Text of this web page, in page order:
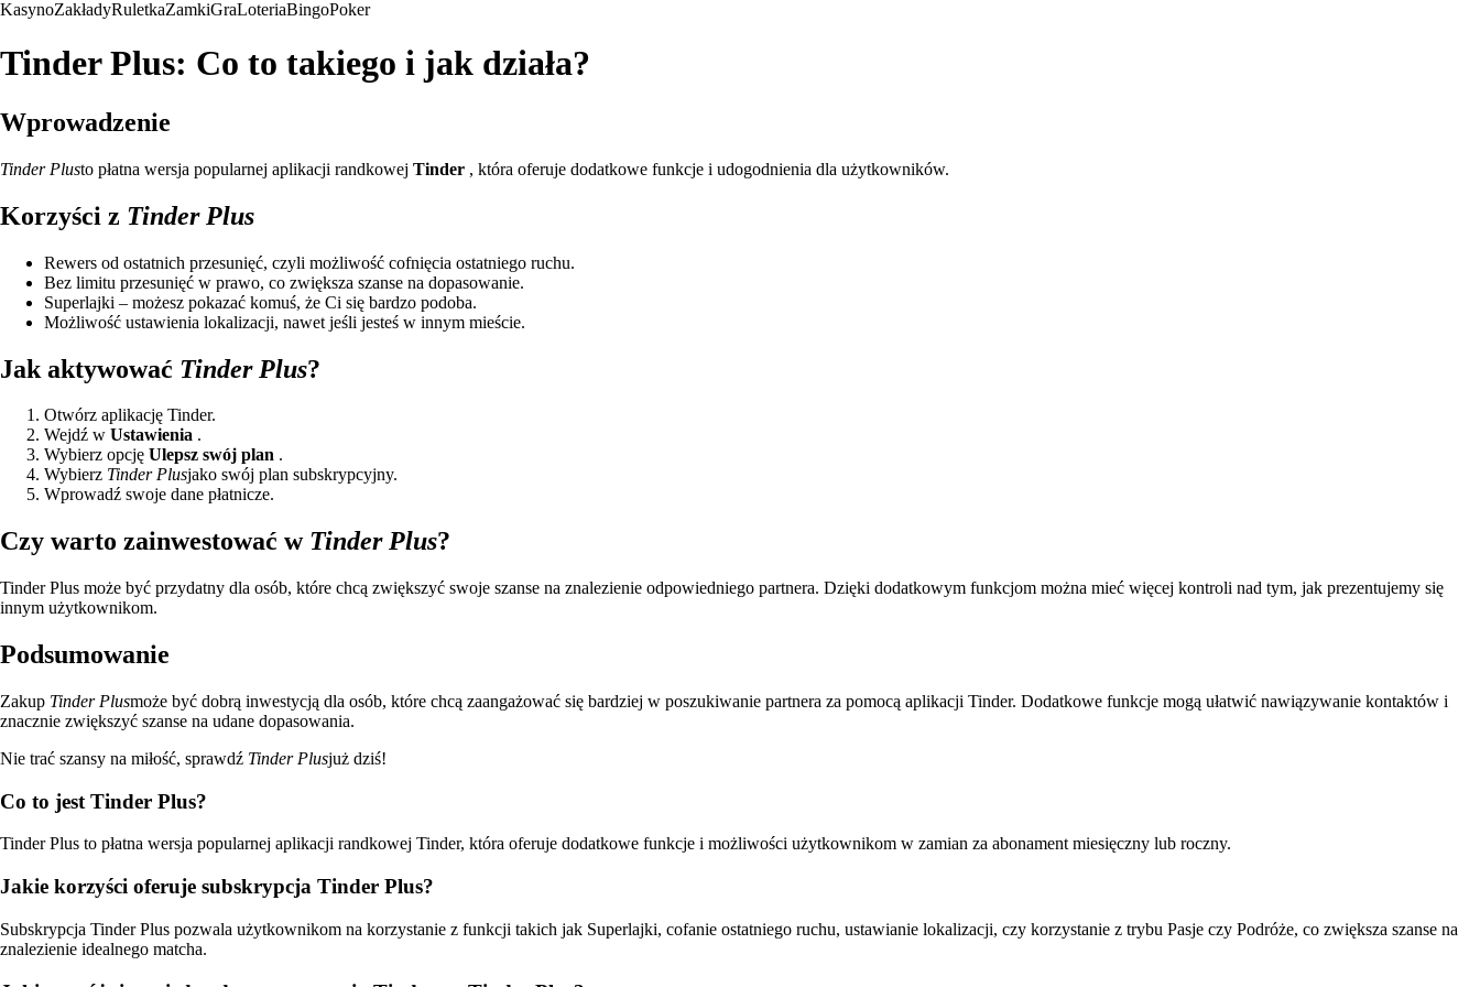
KasynoZakładyRuletkaZamkiGraLoteriaBingoPoker
Tinder Plus: Co to takiego i jak działa?
Wprowadzenie
Tinder Plusto płatna wersja popularnej aplikacji randkowej Tinder , która oferuje dodatkowe funkcje i udogodnienia dla użytkowników.
Korzyści z Tinder Plus
Rewers od ostatnich przesunięć, czyli możliwość cofnięcia ostatniego ruchu.
Bez limitu przesunięć w prawo, co zwiększa szanse na dopasowanie.
Superlajki – możesz pokazać komuś, że Ci się bardzo podoba.
Możliwość ustawienia lokalizacji, nawet jeśli jesteś w innym mieście.
Jak aktywować Tinder Plus?
Otwórz aplikację Tinder.
Wejdź w Ustawienia .
Wybierz opcję Ulepsz swój plan .
Wybierz Tinder Plusjako swój plan subskrypcyjny.
Wprowadź swoje dane płatnicze.
Czy warto zainwestować w Tinder Plus?
Tinder Plus może być przydatny dla osób, które chcą zwiększyć swoje szanse na znalezienie odpowiedniego partnera. Dzięki dodatkowym funkcjom można mieć więcej kontroli nad tym, jak prezentujemy się
innym użytkownikom.
Podsumowanie
Zakup Tinder Plusmoże być dobrą inwestycją dla osób, które chcą zaangażować się bardziej w poszukiwanie partnera za pomocą aplikacji Tinder. Dodatkowe funkcje mogą ułatwić nawiązywanie kontaktów i
znacznie zwiększyć szanse na udane dopasowania.
Nie trać szansy na miłość, sprawdź Tinder Plusjuż dziś!
Co to jest Tinder Plus?
Tinder Plus to płatna wersja popularnej aplikacji randkowej Tinder, która oferuje dodatkowe funkcje i możliwości użytkownikom w zamian za abonament miesięczny lub roczny.
Jakie korzyści oferuje subskrypcja Tinder Plus?
Subskrypcja Tinder Plus pozwala użytkownikom na korzystanie z funkcji takich jak Superlajki, cofanie ostatniego ruchu, ustawianie lokalizacji, czy korzystanie z trybu Pasje czy Podróże, co zwiększa szanse na
znalezienie idealnego matcha.